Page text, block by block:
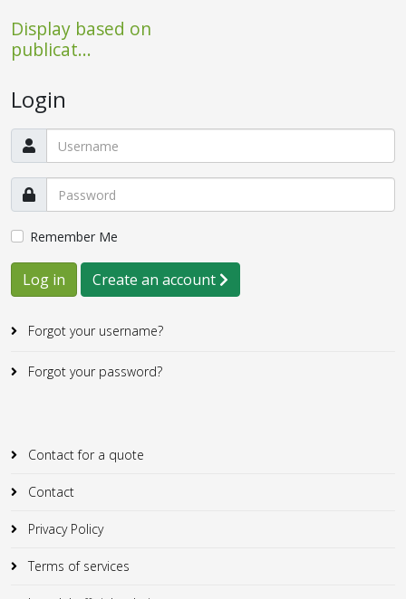
Display based on
publicat...
Login
Remember Me
Log in Create an account
Forgot your username?
Forgot your password?
Contact for a quote
Contact
Privacy Policy
Terms of services